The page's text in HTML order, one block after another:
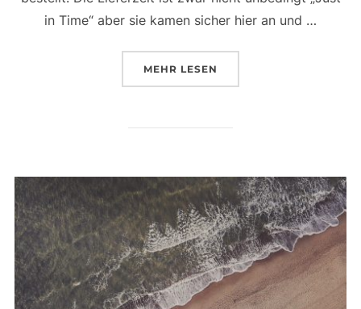
in Time“ aber sie kamen sicher hier an und …
MEHR ÜBER „WÄHREND ICH DURCH
LESEN